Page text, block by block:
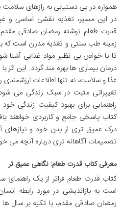
همواره در پی دستیابی به رازهای سلامت
در این مسیر، تغذیه نقشی اساسی و
قدرت طعام نوشته رمضان صادقی
زمینه طب سنتی و تغذیه مدرن است که
تا با خواص بی نظیر مواد غذایی آشنا
درمان بیماری ها بهره مند گردد. این اثر
غذا و سلامت، نه تنها اطلاعات ارزشمندی
تغییراتی مثبت در سبک زندگی می
راهنمایی برای بهبود کیفیت زندگی
کتاب پاسخی جامع و کاربردی خواهند
درک عمیق تری از بدن خود و نیازهای
تصمیمات آگاهانه تری درباره آنچه می
معرفی کتاب قدرت طعام: نگاهی عمیق تر
کتاب قدرت طعام فراتر از یک راهنمای
است به بازاندیشی در مورد رابطه
رمضان صادقی مقدم، با تکیه بر سال